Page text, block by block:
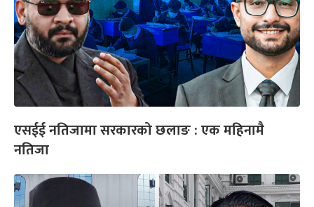
एसईई नतिजामा सरकारको छलाङ : एक महिनामै
नतिजा